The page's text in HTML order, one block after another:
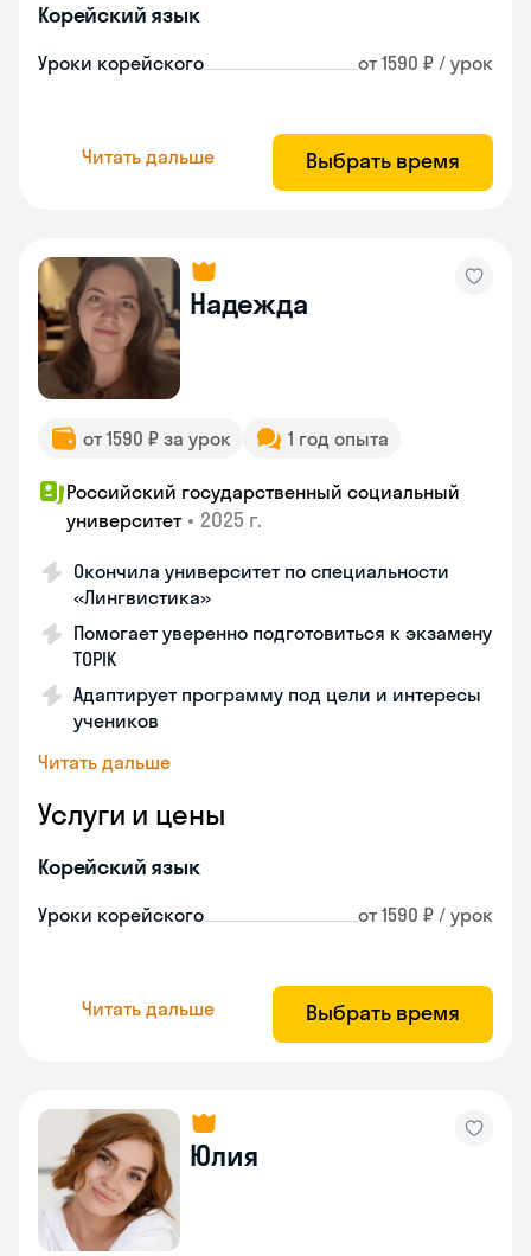
Корейский язык
Уроки корейского от 1590 ₽ / урок
Читать дальше Выбрать время
Надежда
от 1590 ₽ за урок 1 год опыта
Российский государственный социальный
университет • 2025 г.
Окончила университет по специальности
«Лингвистика»
Помогает уверенно подготовиться к экзамену
TOPIK
Адаптирует программу под цели и интересы
учеников
Читать дальше
Услуги и цены
Корейский язык
Уроки корейского от 1590 ₽ / урок
Читать дальше Выбрать время
Юлия